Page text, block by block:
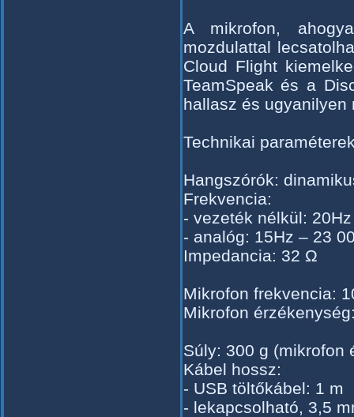
A mikrofon,
mozdulattal
Cloud Flight
TeamSpeak és a
hallasz és ugyanilyen
Technikai
Hangszórók:
Frekvencia:
- vezeték nélkül:
- analóg: 15Hz – 23
Impedancia: 32 Ω
Mikrofon frekvencia:
Mikrofon
Súly: 300 g (mikrofon
Kábel hossz:
- USB töltőkábel: 1 m
- lekapcsolható, 3,5